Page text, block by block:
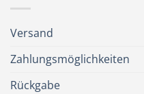
Versand
Zahlungsmöglichkeiten
Rückgabe